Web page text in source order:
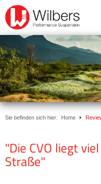
Sie befinden sich hier: Home
"Die CVO liegt
Straße"